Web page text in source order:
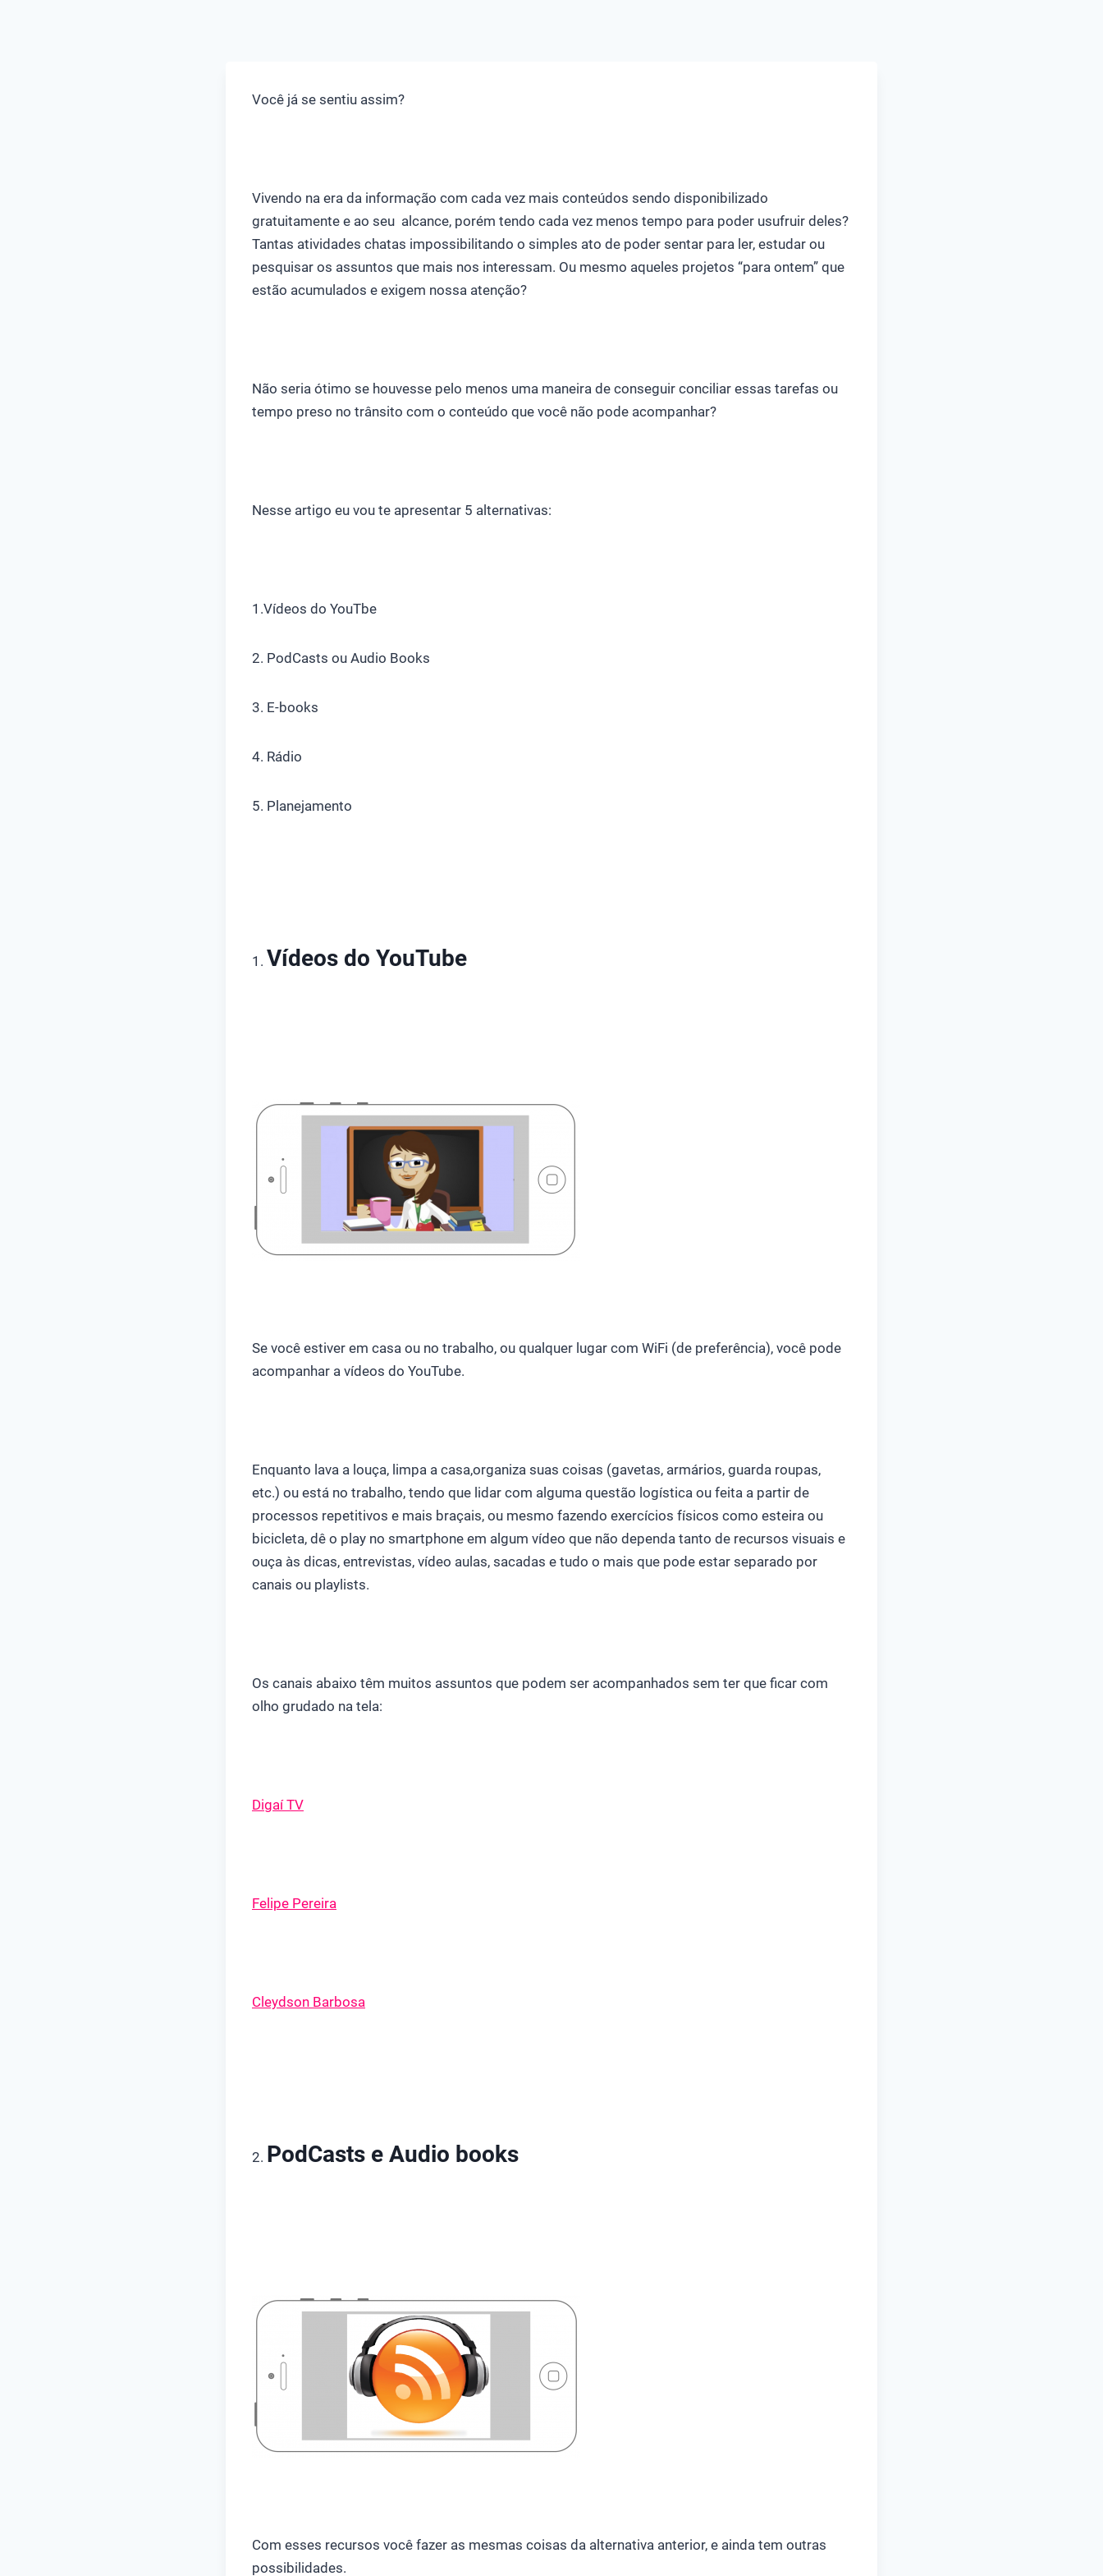
Você já se sentiu assim?
Vivendo na era da informação com cada vez mais conteúdos sendo disponibilizado
gratuitamente e ao seu alcance, porém tendo cada vez menos tempo para poder usufruir deles?
Tantas atividades chatas impossibilitando o simples ato de poder sentar para ler, estudar ou
pesquisar os assuntos que mais nos interessam. Ou mesmo aqueles projetos “para ontem” que
estão acumulados e exigem nossa atenção?
Não seria ótimo se houvesse pelo menos uma maneira de conseguir conciliar essas tarefas ou
tempo preso no trânsito com o conteúdo que você não pode acompanhar?
Nesse artigo eu vou te apresentar 5 alternativas:
1.Vídeos do YouTbe
2. PodCasts ou Audio Books
3. E-books
4. Rádio
5. Planejamento
Vídeos do YouTube
Se você estiver em casa ou no trabalho, ou qualquer lugar com WiFi (de preferência), você pode
acompanhar a vídeos do YouTube.
Enquanto lava a louça, limpa a casa,organiza suas coisas (gavetas, armários, guarda roupas,
etc.) ou está no trabalho, tendo que lidar com alguma questão logística ou feita a partir de
processos repetitivos e mais braçais, ou mesmo fazendo exercícios físicos como esteira ou
bicicleta, dê o play no smartphone em algum vídeo que não dependa tanto de recursos visuais e
ouça às dicas, entrevistas, vídeo aulas, sacadas e tudo o mais que pode estar separado por
canais ou playlists.
Os canais abaixo têm muitos assuntos que podem ser acompanhados sem ter que ficar com
olho grudado na tela:
Digaí TV
Felipe Pereira
Cleydson Barbosa
PodCasts e Audio books
Com esses recursos você fazer as mesmas coisas da alternativa anterior, e ainda tem outras
possibilidades.